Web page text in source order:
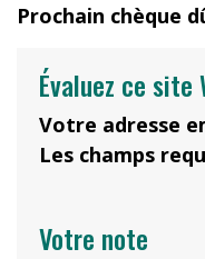
Prochain chèque
Évaluez ce site
Votre adresse
Les champs
Votre note